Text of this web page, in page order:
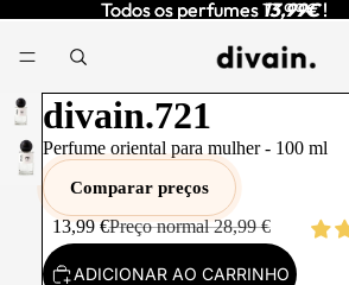
Todos os perfumes13,99€!
Todos os perfumes 13,99€ !
divain.721
Perfume oriental para mulher - 100 ml
Comparar preços
13,99 €Preço normal28,99 €
ADICIONAR AO CARRINHO